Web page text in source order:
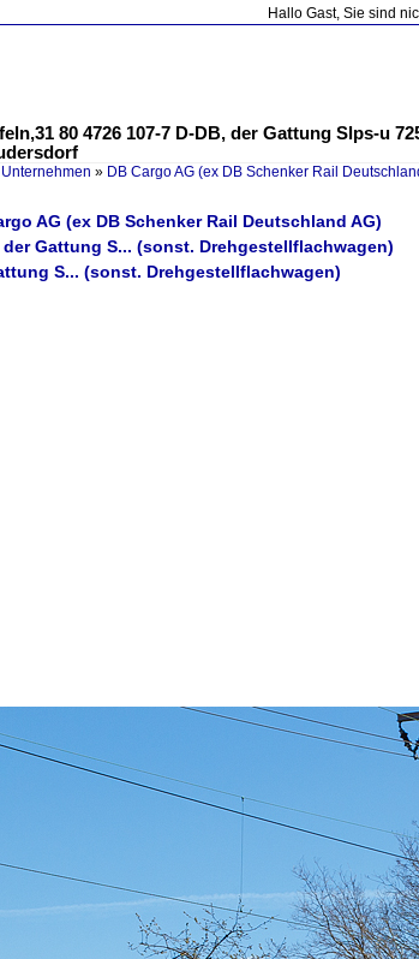
Hallo Gast, Sie sind
80 4726 107-7 D-DB, der Gattung Slps-u
Unternehmen » DB Cargo AG (ex DB Schenker Rail
AG (ex DB Schenker Rail Deutschland AG)
Gattung S... (sonst. Drehgestellflachwagen)
S... (sonst. Drehgestellflachwagen)